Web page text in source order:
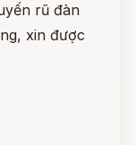
rũ đàn
xin được